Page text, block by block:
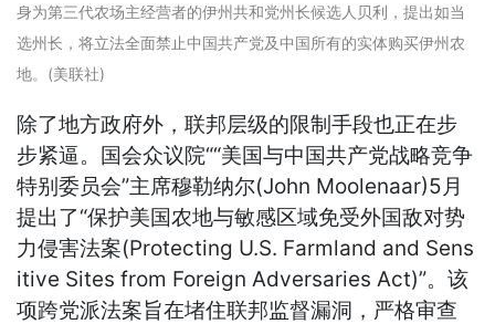
身为第三代农场主经营者的伊州共和党州长候选人贝利，提出如当
选州长，将立法全面禁止中国共产党及中国所有的实体购买伊州农
地。(美联社)
除了地方政府外，联邦层级的限制手段也正在步
步紧逼。国会众议院““美国与中国共产党战略竞争
特别委员会”主席穆勒纳尔(John Moolenaar)5月
提出了“保护美国农地与敏感区域免受外国敌对势
力侵害法案(Protecting U.S. Farmland and Sens
itive Sites from Foreign Adversaries Act)”。该
项跨党派法案旨在堵住联邦监督漏洞，严格审查